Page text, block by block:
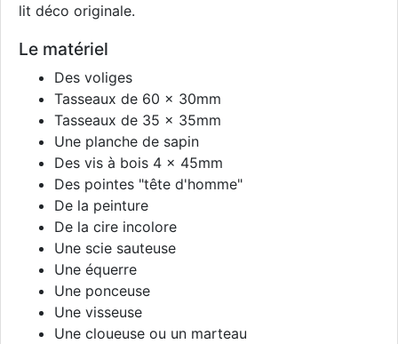
lit déco originale.
Le matériel
Des voliges
Tasseaux de 60 x 30mm
Tasseaux de 35 x 35mm
Une planche de sapin
Des vis à bois 4 x 45mm
Des pointes "tête d'homme"
De la peinture
De la cire incolore
Une scie sauteuse
Une équerre
Une ponceuse
Une visseuse
Une cloueuse ou un marteau